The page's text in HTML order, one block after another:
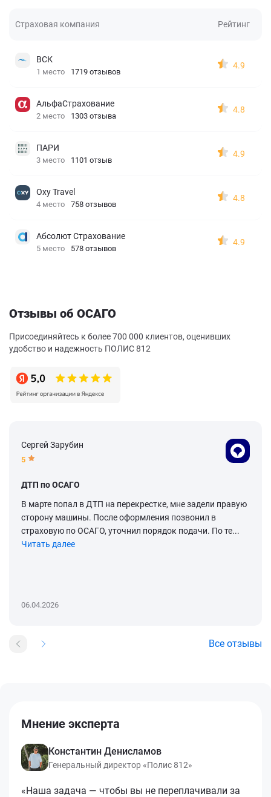
Страховая компания Рейтинг
ВСК
1 место 1719 отзывов
4.9
АльфаСтрахование
2 место 1303 отзыва
4.8
ПАРИ
3 место 1101 отзыв
4.9
Oxy Travel
4 место 758 отзывов
4.8
Абсолют Страхование
5 место 578 отзывов
4.9
Отзывы об ОСАГО
Присоединяйтесь к более 700 000 клиентов, оценивших
удобство и надежность ПОЛИС 812
Сергей Зарубин
5
ДТП по ОСАГО
В марте попал в ДТП на перекрестке, мне задели правую
сторону машины. После оформления позвонил в
страховую по ОСАГО, уточнил порядок подачи. По те...
Читать далее
06.04.2026
Все отзывы
Мнение эксперта
Константин Денисламов
Генеральный директор «Полис 812»
«Наша задача — чтобы вы не переплачивали за